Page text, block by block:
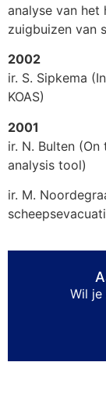
analyse van het
zuigbuizen van
2002
ir. S. Sipkema
KOAS)
2001
ir. N. Bulten
analysis tool)
ir. M.
Wil je